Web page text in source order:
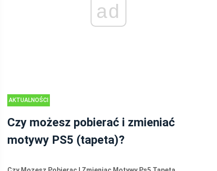
ad
AKTUALNOŚCI
Czy możesz pobierać i zmieniać
motywy PS5 (tapeta)?